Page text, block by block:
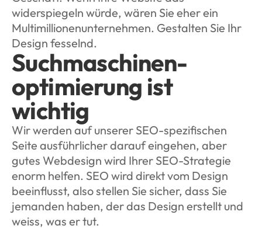
widerspiegeln würde, wären Sie eher ein
Multimillionenunternehmen. Gestalten Sie Ihr
Design fesselnd.
Suchmaschinen-
optimierung ist
wichtig
Wir werden auf unserer SEO-spezifischen
Seite ausführlicher darauf eingehen, aber
gutes Webdesign wird Ihrer SEO-Strategie
enorm helfen. SEO wird direkt vom Design
beeinflusst, also stellen Sie sicher, dass Sie
jemanden haben, der das Design erstellt und
weiss, was er tut.